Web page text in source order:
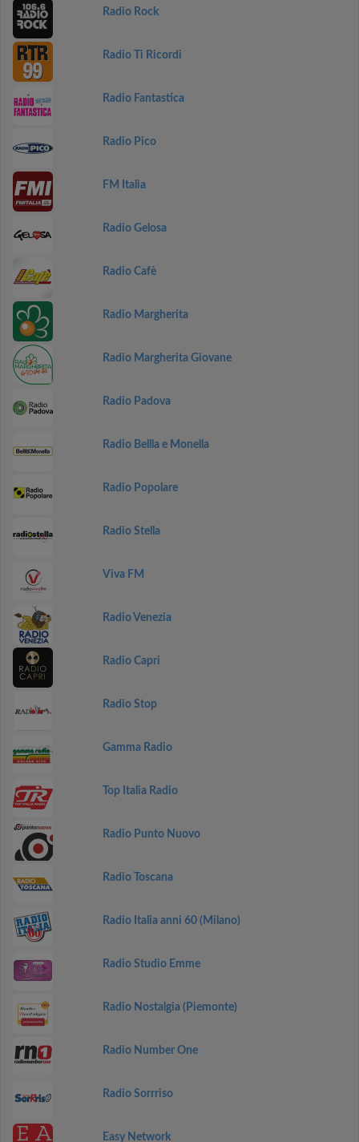
Radio Rock
Radio Ti Ricordi
Radio Fantastica
Radio Pico
FM Italia
Radio Gelosa
Radio Cafè
Radio Margherita
Radio Margherita Giovane
Radio Padova
Radio Bellla e Monella
Radio Popolare
Radio Stella
Viva FM
Radio Venezia
Radio Capri
Radio Stop
Gamma Radio
Top Italia Radio
Radio Punto Nuovo
Radio Toscana
Radio Italia anni 60 (Milano)
Radio Studio Emme
Radio Nostalgia (Piemonte)
Radio Number One
Radio Sorrriso
Easy Network